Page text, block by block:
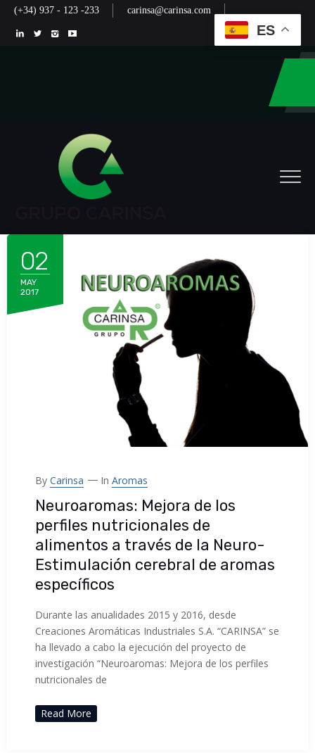
(+34) 937 - 123 -233 carinsa@carinsa.com
02
MAY
2017
By Carinsa In Aromas
Neuroaromas: Mejora de los
perfiles nutricionales de
alimentos a través de la Neuro-
Estimulación cerebral de aromas
específicos
Durante las anualidades 2015 y 2016, desde
Creaciones Aromáticas Industriales S.A. “CARINSA” se
ha llevado a cabo la ejecución del proyecto de
investigación “Neuroaromas: Mejora de los perfiles
nutricionales de
Read More
ES